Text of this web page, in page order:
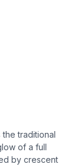
the traditional
of a full
by crescent